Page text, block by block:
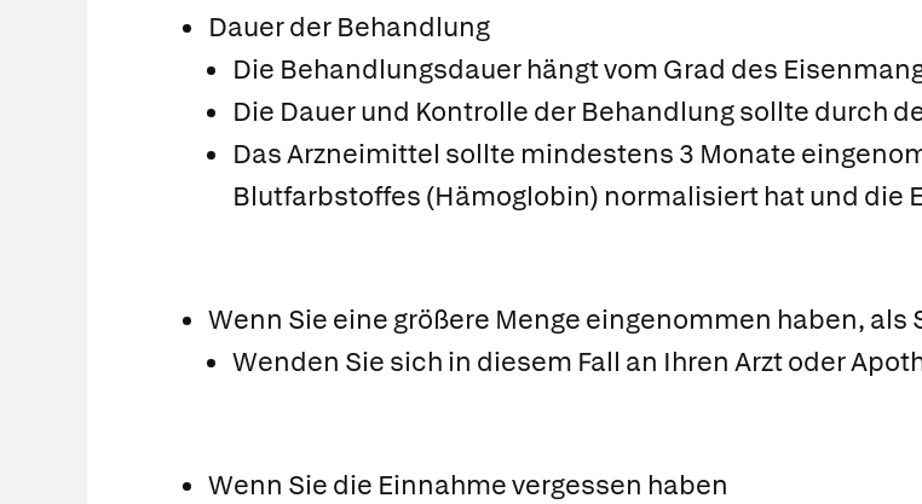
Dauer der Behandlung
Die Behandlungsdauer hängt vom Grad des
Die Dauer und Kontrolle der Behandlung sollte durch
Das Arzneimittel sollte mindestens 3 Monate
Blutfarbstoffes (Hämoglobin) normalisiert hat und die
Wenn Sie eine größere Menge eingenommen haben, als
Wenden Sie sich in diesem Fall an Ihren Arzt oder
Wenn Sie die Einnahme vergessen haben